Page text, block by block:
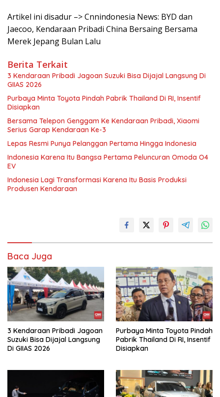
Artikel ini disadur –> Cnnindonesia News: BYD dan
Jaecoo, Kendaraan Pribadi China Bersaing Bersama
Merek Jepang Bulan Lalu
Berita Terkait
3 Kendaraan Pribadi Jagoan Suzuki Bisa Dijajal Langsung Di
GIIAS 2026
Purbaya Minta Toyota Pindah Pabrik Thailand Di RI, Insentif
Disiapkan
Bersama Telepon Genggam Ke Kendaraan Pribadi, Xiaomi
Serius Garap Kendaraan Ke-3
Lepas Resmi Punya Pelanggan Pertama Hingga Indonesia
Indonesia Karena Itu Bangsa Pertama Peluncuran Omoda O4
EV
Indonesia Lagi Transformasi Karena Itu Basis Produksi
Produsen Kendaraan
Baca Juga
3 Kendaraan Pribadi Jagoan
Suzuki Bisa Dijajal Langsung
Di GIIAS 2026
Purbaya Minta Toyota Pindah
Pabrik Thailand Di RI, Insentif
Disiapkan